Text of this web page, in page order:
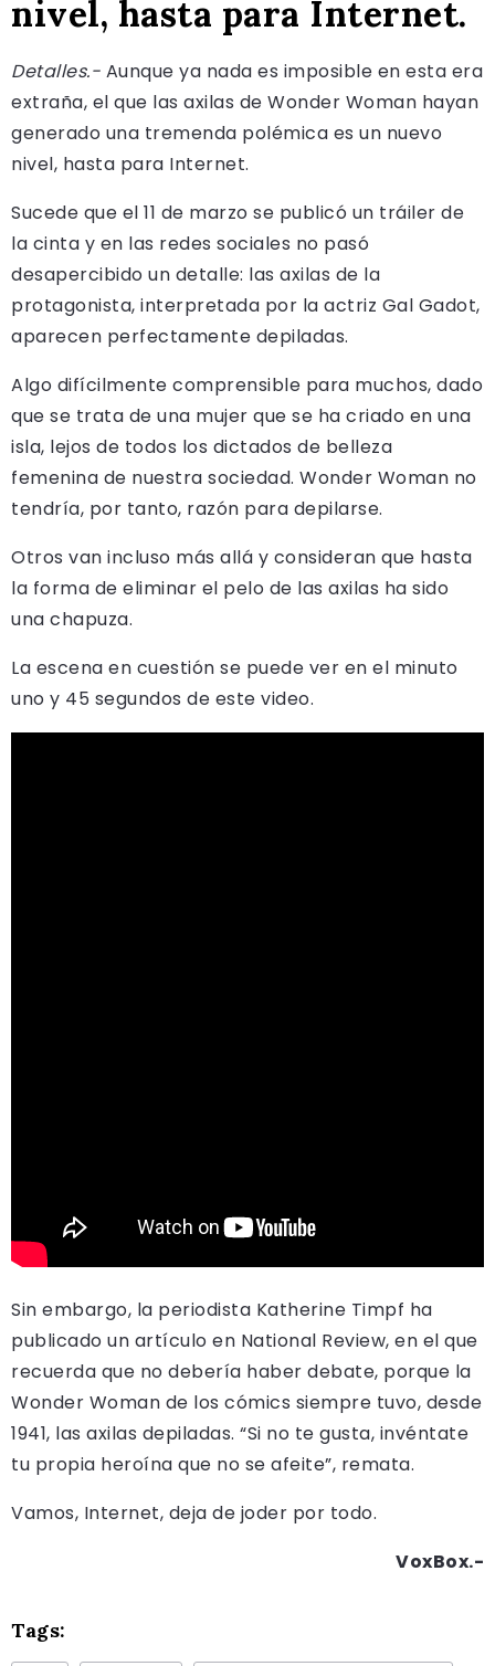
nivel, hasta para Internet.
Detalles.- Aunque ya nada es imposible en esta era
extraña, el que las axilas de Wonder Woman hayan
generado una tremenda polémica es un nuevo
nivel, hasta para Internet.
Sucede que el 11 de marzo se publicó un tráiler de
la cinta y en las redes sociales no pasó
desapercibido un detalle: las axilas de la
protagonista, interpretada por la actriz Gal Gadot,
aparecen perfectamente depiladas.
Algo difícilmente comprensible para muchos, dado
que se trata de una mujer que se ha criado en una
isla, lejos de todos los dictados de belleza
femenina de nuestra sociedad. Wonder Woman no
tendría, por tanto, razón para depilarse.
Otros van incluso más allá y consideran que hasta
la forma de eliminar el pelo de las axilas ha sido
una chapuza.
La escena en cuestión se puede ver en el minuto
uno y 45 segundos de este video.
Sin embargo, la periodista Katherine Timpf ha
publicado un artículo en National Review, en el que
recuerda que no debería haber debate, porque la
Wonder Woman de los cómics siempre tuvo, desde
1941, las axilas depiladas. “Si no te gusta, invéntate
tu propia heroína que no se afeite”, remata.
Vamos, Internet, deja de joder por todo.
VoxBox.-
Tags: